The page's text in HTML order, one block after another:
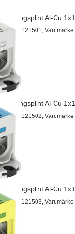
Kopplingsplint Al-Cu
Artnr 26121501, Varumärke
Kopplingsplint Al-Cu
Artnr 26121502, Varumärke
Kopplingsplint Al-Cu
Artnr 26121503, Varumärke